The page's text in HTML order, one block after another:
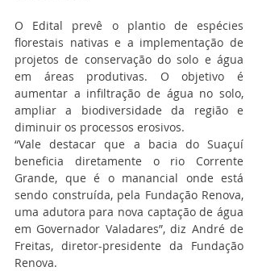
O Edital prevê o plantio de espécies
florestais nativas e a implementação de
projetos de conservação do solo e água
em áreas produtivas. O objetivo é
aumentar a infiltração de água no solo,
ampliar a biodiversidade da região e
diminuir os processos erosivos.
“Vale destacar que a bacia do Suaçuí
beneficia diretamente o rio Corrente
Grande, que é o manancial onde está
sendo construída, pela Fundação Renova,
uma adutora para nova captação de água
em Governador Valadares”, diz André de
Freitas, diretor-presidente da Fundação
Renova.